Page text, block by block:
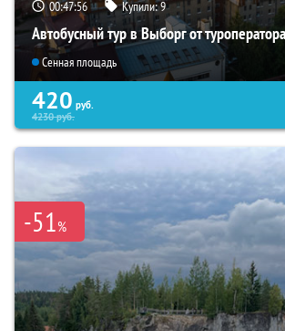
00:47:54 Купили:9
Автобусный тур в Выборг от
Сенная площадь
420 руб.
4230руб.
-51%